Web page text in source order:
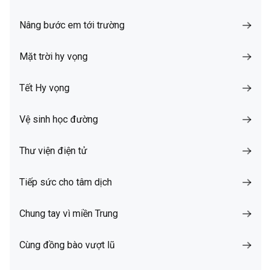
Nâng bước em tới trường
Mặt trời hy vọng
Tết Hy vọng
Vệ sinh học đường
Thư viện điện tử
Tiếp sức cho tâm dịch
Chung tay vì miền Trung
Cùng đồng bào vượt lũ